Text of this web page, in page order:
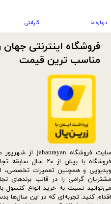
فروشگاه با بیش از
ویدیویی و همچنین تعمیرات تخصصی،
مشتریان گرامی را در قالب برندهای
می‌توانید نسبت به خرید انواع کنسول
اقدام کنید. تجربه‌ای که در این سال‌ها
فروشگاه اینترنتی جهان
مناسب ترین قیمت​​​​​​​
درباره ما گارانتی